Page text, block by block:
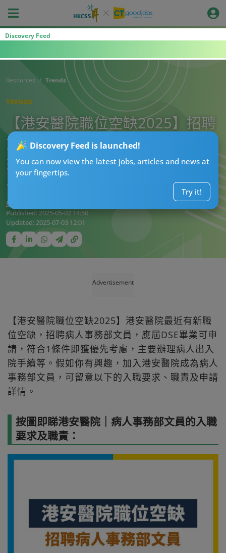
Discovery Feed
Discovery Feed is launched!
You can now view the latest jobs, articles and news at
your fingertips.
Try it!
Resources Trends
TRENDS
【港安醫院職位空缺2025】招聘
文員 符合1條件即獲優先考慮 只
須DSE畢業 主責辦理病人出入院
手續
CTgoodjobs’ Editor
Published:2025-05-02 14:50
Updated:2025-07-03 12:01
Advertisement
【港安醫院職位空缺2025】港安醫院最近有新職
位空缺，招聘病人事務部文員，應屆DSE畢業可申
請，符合1條件即獲優先考慮，主要辦理病人出入
院手續等。假如你有興趣，加入港安醫院成為病人
事務部文員，可留意以下的入職要求、職責及申請
詳情。
按圖即睇港安醫院｜病人事務部文員的入職
要求及職責：